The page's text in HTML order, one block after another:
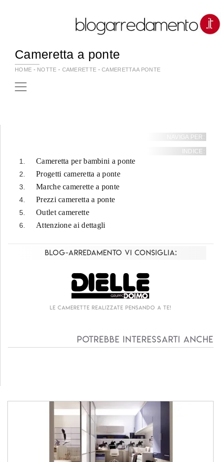
Cameretta a ponte
HOME - NOTTE - CAMERETTE -CAMERETTA A PONTE
NAVIGA PER:
INDICE:
Cameretta per bambini a ponte
Progetti cameretta a ponte
Marche camerette a ponte
Prezzi cameretta a ponte
Outlet camerette
Attenzione ai dettagli
Blog-Arredamento vi consiglia:
Potrebbe interessarti anche